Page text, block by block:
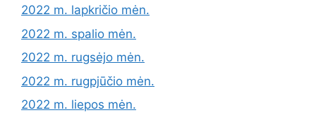
2022 m. lapkričio mėn.
2022 m. spalio mėn.
2022 m. rugsėjo mėn.
2022 m. rugpjūčio mėn.
2022 m. liepos mėn.